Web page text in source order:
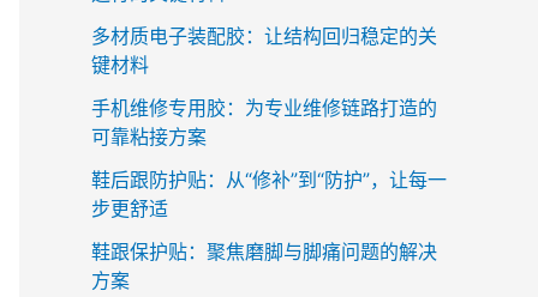
多材质电子装配胶：让结构回归稳定的关
键材料
手机维修专用胶：为专业维修链路打造的
可靠粘接方案
鞋后跟防护贴：从“修补”到“防护”，让每一
步更舒适
鞋跟保护贴：聚焦磨脚与脚痛问题的解决
方案